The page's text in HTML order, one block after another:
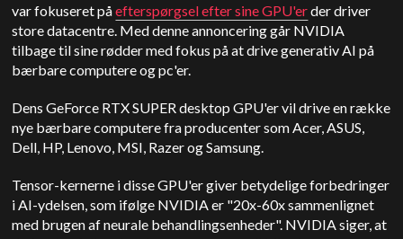
var fokuseret påefterspørgsel efter sine GPU'erder driver
store datacentre. Med denne annoncering går NVIDIA
tilbage til sine rødder med fokus på at drive generativ AI på
bærbare computere og pc'er.
Dens GeForce RTX SUPER desktop GPU'er vil drive en række
nye bærbare computere fra producenter som Acer, ASUS,
Dell, HP, Lenovo, MSI, Razer og Samsung.
Tensor-kernerne i disse GPU'er giver betydelige forbedringer
i AI-ydelsen, som ifølge NVIDIA er "20x-60x sammenlignet
med brugen af neurale behandlingsenheder". NVIDIA siger, at